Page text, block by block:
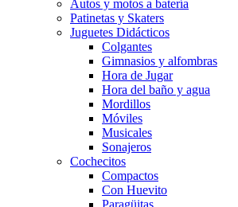
Autos y motos a batería
Patinetas y Skaters
Juguetes Didácticos
Colgantes
Gimnasios y alfombras
Hora de Jugar
Hora del baño y agua
Mordillos
Móviles
Musicales
Sonajeros
Cochecitos
Compactos
Con Huevito
Paragüitas